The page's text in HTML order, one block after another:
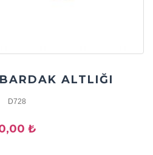
ALTLIĞI
D728
₺